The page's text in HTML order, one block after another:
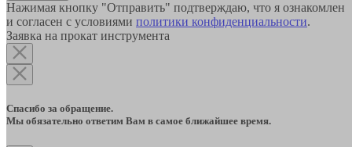
Нажимая кнопку "Отправить" подтверждаю, что я ознакомлен
и согласен с условиями политики конфиденциальности.
Заявка на прокат инструмента
Спасибо за обращение.
Мы обязательно ответим Вам в самое ближайшее время.